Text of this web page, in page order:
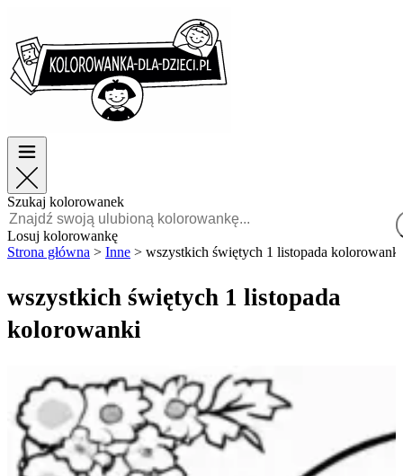
TOP kategorie
Dla chłopców
Dla dziewczynek
Polski
POLSKI
FRANÇAIS
MALAGASY
VIỆT
TOP kategorie
Dla chłopców
Dla dziewczynek
Szukaj kolorowanek
Losuj kolorowankę
Strona główna > Inne > wszystkich świętych 1 listopada kolorowanki
wszystkich świętych 1 listopada
kolorowanki